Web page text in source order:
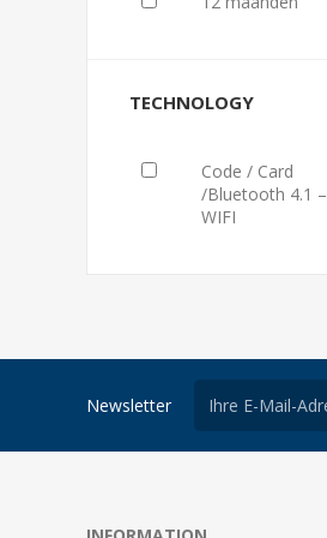
TECHNOLOGY
Code / Card
/Bluetooth 4.1 –
WIFI
Newsletter